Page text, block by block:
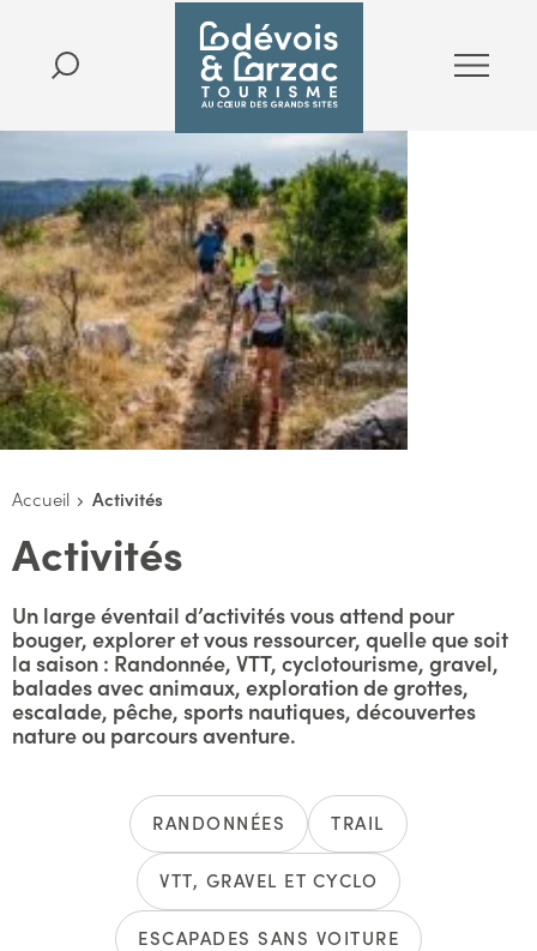
Accueil Activités
Activités
Un large éventail d’activités vous attend pour
bouger, explorer et vous ressourcer, quelle que soit
la saison : Randonnée, VTT, cyclotourisme, gravel,
balades avec animaux, exploration de grottes,
escalade, pêche, sports nautiques, découvertes
nature ou parcours aventure.
RANDONNÉES TRAIL
VTT, GRAVEL ET CYCLO
ESCAPADES SANS VOITURE